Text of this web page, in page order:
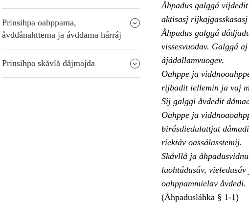
Prinsihpa oahppama,
åvddånahttema ja ávddama hárráj
Prinsihpa skåvlå dåjmajda
Åhpadus galggá
aktisasj
Åhpadus galggá
vissesvuodav. Galggá
ájádallamvuogev.
Oahppe ja
rijbadit iellemin ja vaj
Sij galggi åvdedit
Oahppe ja
birásdiedulattjat
riektáv oassálasstemij.
Skåvllå ja
luohtádusáv,
oahppammielav
(Åhpadusláhka § 1-1)